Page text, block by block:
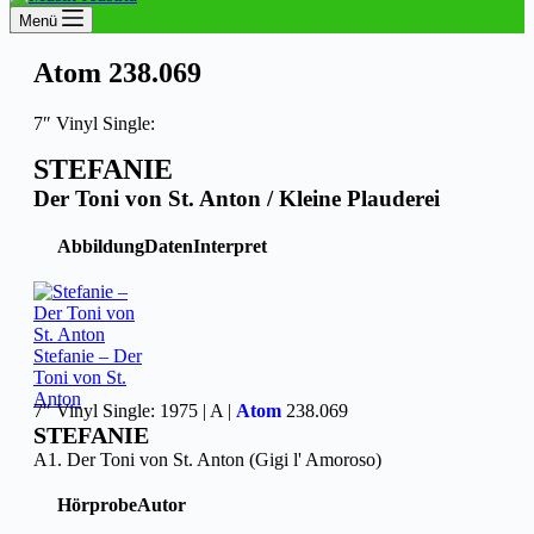
Menü
Atom 238.069
7″ Vinyl Single:
STEFANIE
Der Toni von St. Anton / Kleine Plauderei
AbbildungDatenInterpret
Stefanie – Der
Toni von St.
Anton
7″ Vinyl Single: 1975 | A | Atom 238.069
STEFANIE
A1. Der Toni von St. Anton (Gigi l' Amoroso)
HörprobeAutor